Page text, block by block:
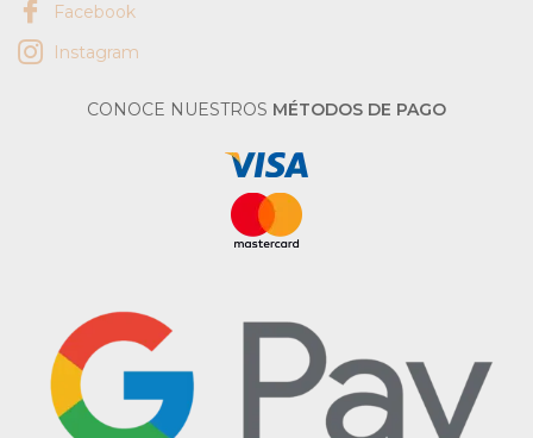
Facebook
Instagram
CONOCE NUESTROS MÉTODOS DE PAGO